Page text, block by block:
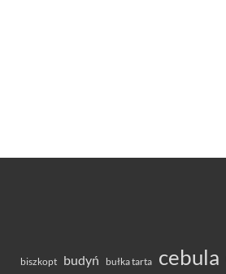
biszkopt budyń bułka tarta cebula